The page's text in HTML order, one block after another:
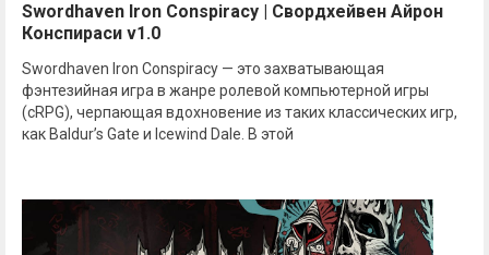
Swordhaven Iron Conspiracy | Свордхейвен Айрон
Конспираси v1.0
Swordhaven Iron Conspiracy — это захватывающая
фэнтезийная игра в жанре ролевой компьютерной игры
(cRPG), черпающая вдохновение из таких классических игр,
как Baldur’s Gate и Icewind Dale. В этой